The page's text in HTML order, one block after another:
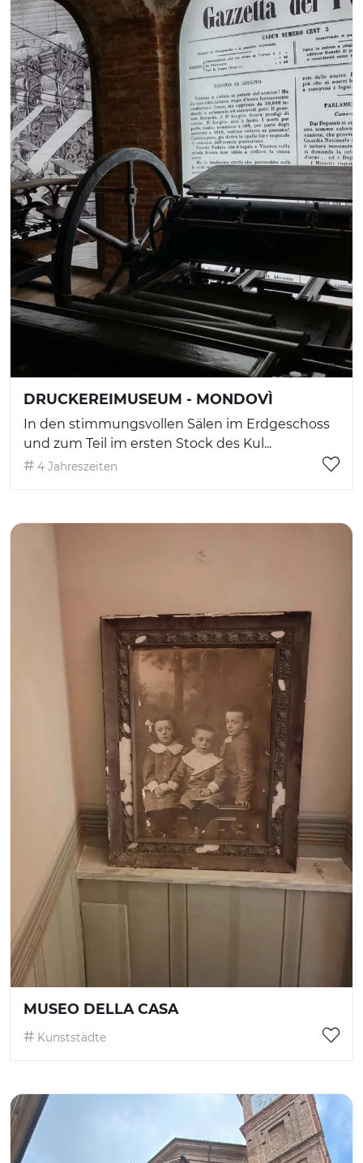
DRUCKEREIMUSEUM - MONDOVÌ
In den stimmungsvollen Sälen im Erdgeschoss
und zum Teil im ersten Stock des Kul...
4 Jahreszeiten
MUSEO DELLA CASA
Kunststädte